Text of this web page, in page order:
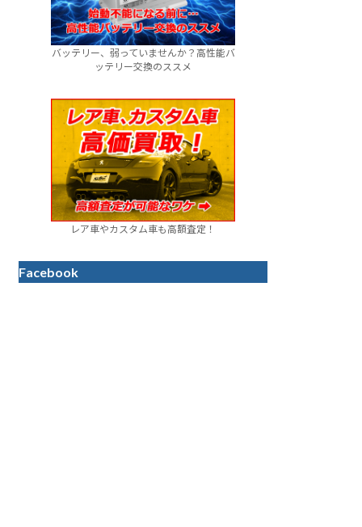
バッテリー、弱っていませんか？高性能バ
ッテリー交換のススメ
レア車やカスタム車も高額査定！
Facebook